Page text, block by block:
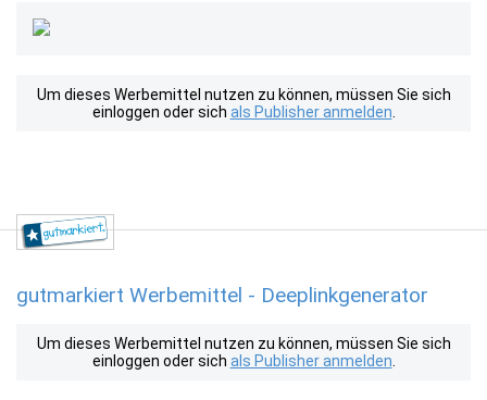
Um dieses Werbemittel nutzen zu können, müssen Sie sich
einloggen oder sich als Publisher anmelden
gutmarkiert Werbemittel - Deeplinkgenerator
Um dieses Werbemittel nutzen zu können, müssen Sie sich
einloggen oder sich als Publisher anmelden